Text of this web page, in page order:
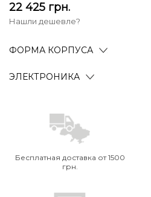
22 425 грн.
Нашли дешевле?
ФОРМА КОРПУСА
ЭЛЕКТРОНИКА
Бесплатная доставка от 1500
грн.